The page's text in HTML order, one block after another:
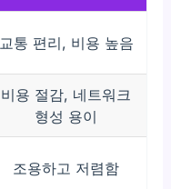
교통 편리, 비용 높음
비용 절감, 네트워크
형성 용이
조용하고 저렴함